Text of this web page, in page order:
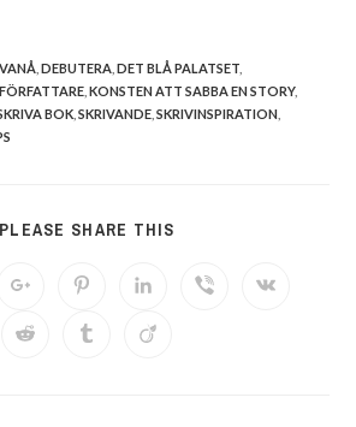
,DEBUTERA ,DET BLÅ PALATSET
FÖRFATTARE ,KONSTEN ATT SABBA EN STORY,
BOK ,SKRIVANDE ,SKRIVINSPIRATION
PLEASE SHARE THIS